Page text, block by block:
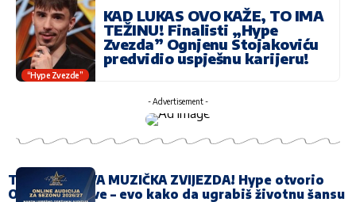
KAD LUKAS OVO KAŽE, TO IMA
TEŽINU! Finalisti „Hype
Zvezda” Ognjenu Stojakoviću
predvidio uspješnu karijeru!
“Hype Zvezde”
- Advertisement -
TRAŽI SE NOVA MUZIČKA ZVIJEZDA! Hype otvorio
ONLINE prijave – evo kako da ugrabiš životnu šansu